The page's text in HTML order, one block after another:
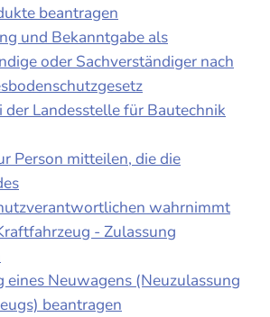
beantragen
und Bekanntgabe als
oder Sachverständiger nach
der Landesstelle für Bautechnik
Person mitteilen, die die
wahrnimmt
- Zulassung
Neuwagens (Neuzulassung
beantragen